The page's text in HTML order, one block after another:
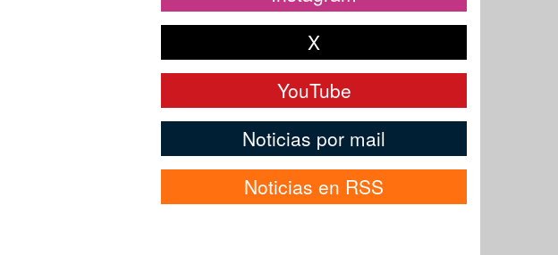
X
YouTube
Noticias por mail
Noticias en RSS